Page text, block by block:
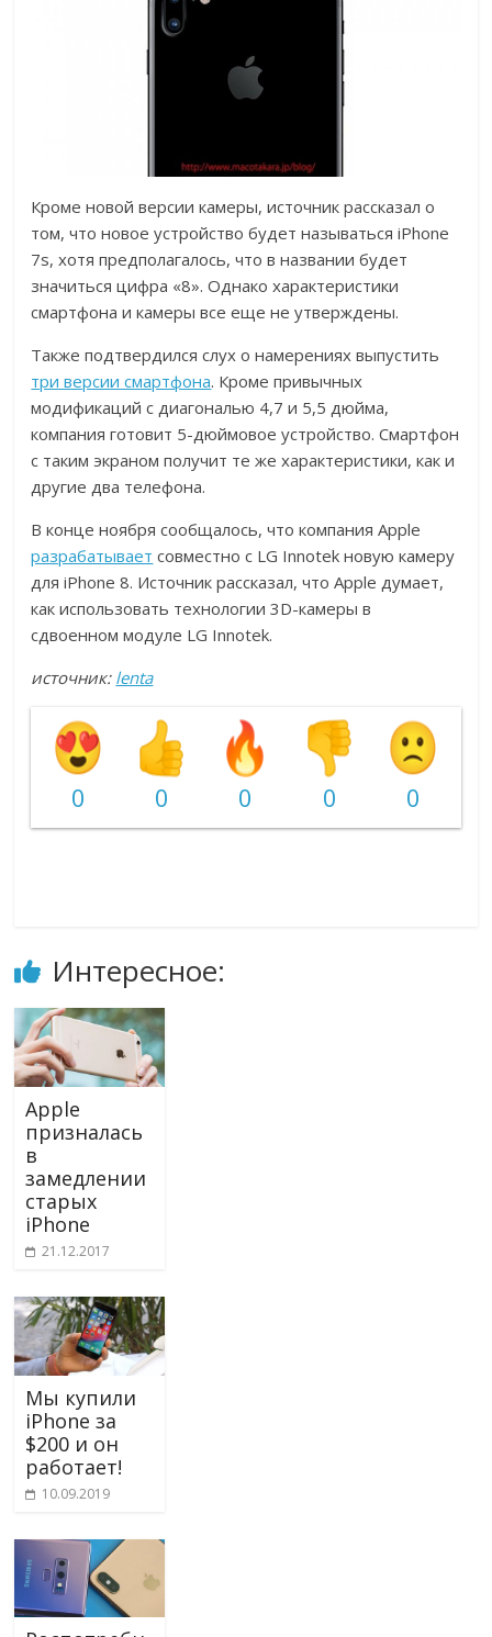
Кроме новой версии камеры, источник рассказал о
том, что новое устройство будет называться iPhone
7s, хотя предполагалось, что в названии будет
значиться цифра «8». Однако характеристики
смартфона и камеры все еще не утверждены.
Также подтвердился слух о намерениях выпустить
три версии смартфона. Кроме привычных
модификаций с диагональю 4,7 и 5,5 дюйма,
компания готовит 5-дюймовое устройство. Смартфон
с таким экраном получит те же характеристики, как и
другие два телефона.
В конце ноября сообщалось, что компания Apple
разрабатывает совместно с LG Innotek новую камеру
для iPhone 8. Источник рассказал, что Apple думает,
как использовать технологии 3D-камеры в
сдвоенном модуле LG Innotek.
источник: lenta
0 0 0 0 0
Интересное:
Apple
призналась
в
замедлении
старых
iPhone
21.12.2017
Мы купили
iPhone за
$200 и он
работает!
10.09.2019